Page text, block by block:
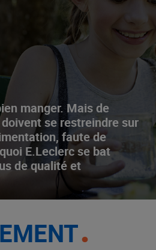
manger. Mais de
se restreindre sur
faute de
E.Leclerc se bat
de qualité et